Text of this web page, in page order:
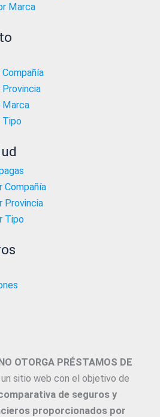
Marca
Marca
Tipo
Compañía
Provincia
Tipo
OTORGA PRÉSTAMOS DE
sitio web con el objetivo de
de seguros y
proporcionados por